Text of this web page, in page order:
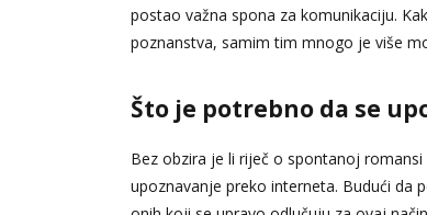
postao važna spona za komunikaciju.
poznanstva, samim tim mnogo je više
Što je potrebno da se
Bez obzira je li riječ o spontanoj
upoznavanje preko interneta. Budući da